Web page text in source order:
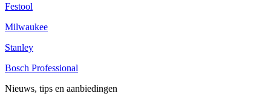
Festool
Milwaukee
Stanley
Bosch Professional
Nieuws, tips en aanbiedingen